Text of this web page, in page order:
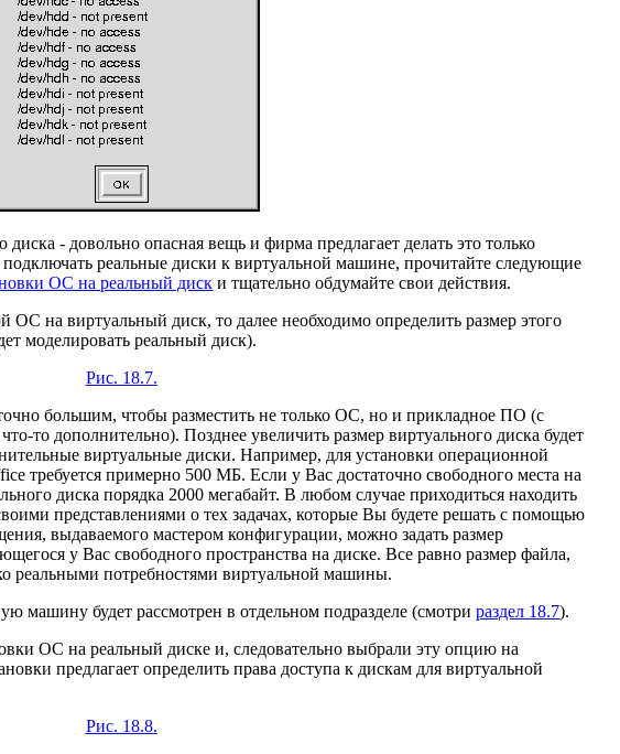
- довольно опасная вещь и фирма предлагает делать это только
реальные диски к виртуальной машине, прочитайте следующие
ОС на реальный диск и тщательно обдумайте свои действия.
на виртуальный диск, то далее необходимо определить размер этого
моделировать реальный диск).
Рис. 18.7.
большим, чтобы разместить не только ОС, но и прикладное ПО (с
то дополнительно). Позднее увеличить размер виртуального диска будет
виртуальные диски. Например, для установки операционной
требуется примерно 500 МБ. Если у Вас достаточно свободного места на
диска порядка 2000 мегабайт. В любом случае приходиться находить
представлениями о тех задачах, которые Вы будете решать с помощью
выдаваемого мастером конфигурации, можно задать размер
у Вас свободного пространства на диске. Все равно размер файла,
реальными потребностями виртуальной машины.
машину будет рассмотрен в отдельном подразделе (смотрираздел 18.7).
ОС на реальный диске и, следовательно выбрали эту опцию на
предлагает определить права доступа к дискам для виртуальной
Рис. 18.8.